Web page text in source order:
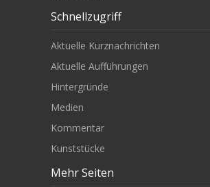
Schnellzugriff
Aktuelle Kurznachrichten
Aktuelle Aufführungen
Hintergründe
Medien
Kommentar
Kunststücke
Mehr Seiten